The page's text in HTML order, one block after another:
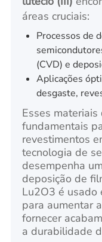
áreas cruciais:
Processos de
(CVD) e
Aplicações
desgaste,
Esses
fundamentais
revestimentos
tecnologia de
desempenha
deposição de
Lu2O3 é usado
para aumentar
fornecer
a durabilidade